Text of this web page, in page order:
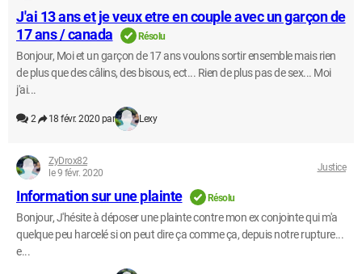
J'ai 13 ans et je veux etre en couple avec un garçon de
17 ans / canada
Résolu
Bonjour, Moi et un garçon de 17 ans voulons sortir ensemble mais rien
de plus que des câlins, des bisous, ect... Rien de plus pas de sex... Moi
j'ai...
2 18 févr. 2020 par Lexy
ZyDrox82
le 9 févr. 2020
Justice
Information sur une plainte Résolu
Bonjour, J'hésite à déposer une plainte contre mon ex conjointe qui m'a
quelque peu harcelé si on peut dire ça comme ça, depuis notre rupture...
e...